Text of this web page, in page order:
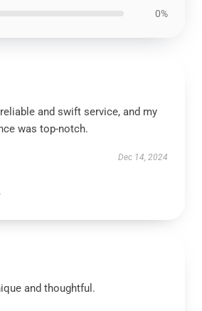
0%
and swift service, and my
was top-notch.
Dec 14, 2024
and thoughtful.